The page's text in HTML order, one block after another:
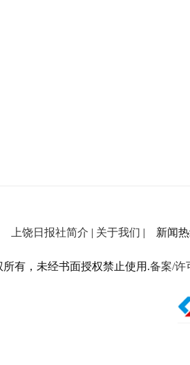
上饶日报社简介 | 关于我们 | 新闻热
所有，未经书面授权禁止使用.备案/许